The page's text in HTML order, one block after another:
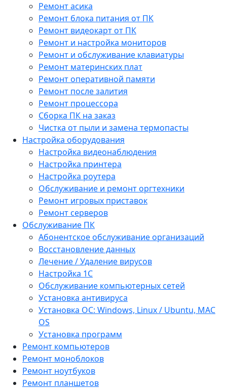
Ремонт асика
Ремонт блока питания от ПК
Ремонт видеокарт от ПК
Ремонт и настройка мониторов
Ремонт и обслуживание клавиатуры
Ремонт материнских плат
Ремонт оперативной памяти
Ремонт после залития
Ремонт процессора
Сборка ПК на заказ
Чистка от пыли и замена термопасты
Настройка оборудования
Настройка видеонаблюдения
Настройка принтера
Настройка роутера
Обслуживание и ремонт оргтехники
Ремонт игровых приставок
Ремонт серверов
Обслуживание ПК
Абонентское обслуживание организаций
Восстановление данных
Лечение / Удаление вирусов
Настройка 1С
Обслуживание компьютерных сетей
Установка антивируса
Установка ОС: Windows, Linux / Ubuntu, МАС
OS
Установка программ
Ремонт компьютеров
Ремонт моноблоков
Ремонт ноутбуков
Ремонт планшетов